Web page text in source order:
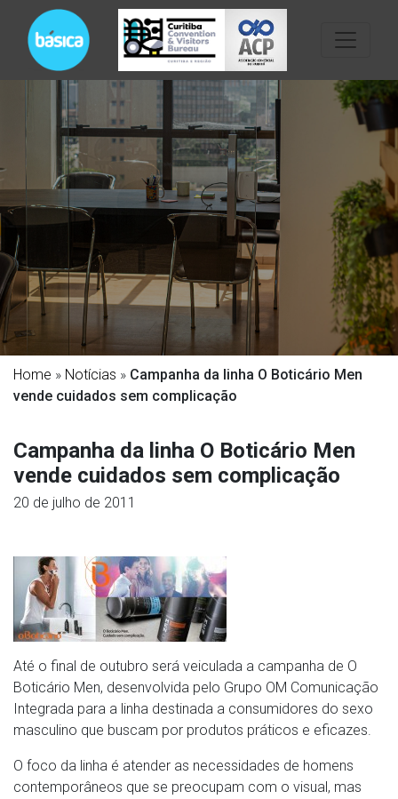
Home » Notícias » Campanha da linha O Boticário Men
vende cuidados sem complicação
Campanha da linha O Boticário Men
vende cuidados sem complicação
20 de julho de 2011
Até o final de outubro será veiculada a campanha de O
Boticário Men, desenvolvida pelo Grupo OM Comunicação
Integrada para a linha destinada a consumidores do sexo
masculino que buscam por produtos práticos e eficazes.
O foco da linha é atender as necessidades de homens
contemporâneos que se preocupam com o visual, mas